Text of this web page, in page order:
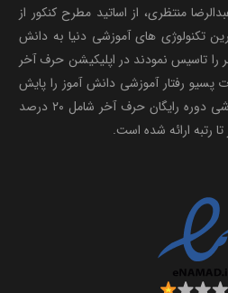
منتظری، از اساتید مطرح کنکور از
تکنولوژی های آموزشی دنیا به دانش
تاسیس نمودند در اپلیکیشن حرف آخر
رفتار آموزشی دانش آموز را پایش
می کند. در راستای عدالت آموزشی دوره رایگان حرف آخر شامل ۲۰ درصد
رتبه ارائه شده است.